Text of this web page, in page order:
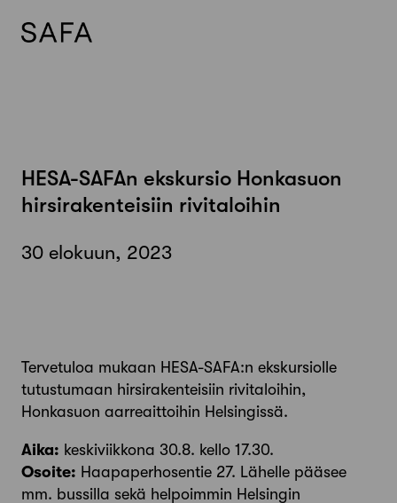
HESA-SAFAn ekskursio Honkasuon
hirsirakenteisiin rivitaloihin
30 elokuun, 2023
Tervetuloa mukaan HESA-SAFA:n ekskursiolle
tutustumaan hirsirakenteisiin rivitaloihin,
Honkasuon aarreaittoihin Helsingissä.
Aika: keskiviikkona 30.8. kello 17.30.
Osoite: Haapaperhosentie 27. Lähelle pääsee
mm. bussilla sekä helpoimmin Helsingin